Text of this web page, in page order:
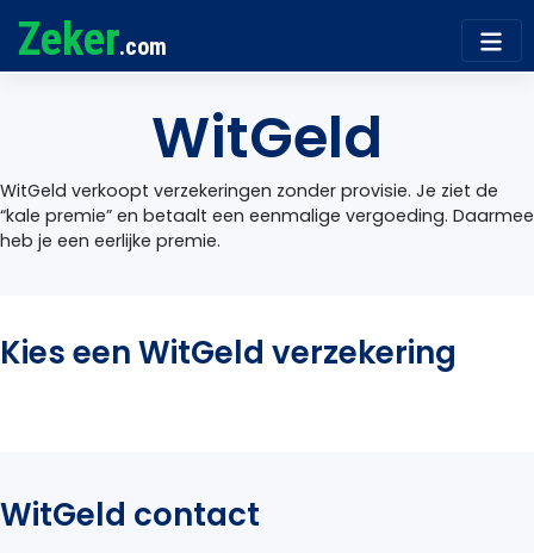
Zeker.com
WitGeld
WitGeld verkoopt verzekeringen zonder provisie. Je ziet de
“kale premie” en betaalt een eenmalige vergoeding. Daarmee
heb je een eerlijke premie.
Kies een WitGeld verzekering
WitGeld contact